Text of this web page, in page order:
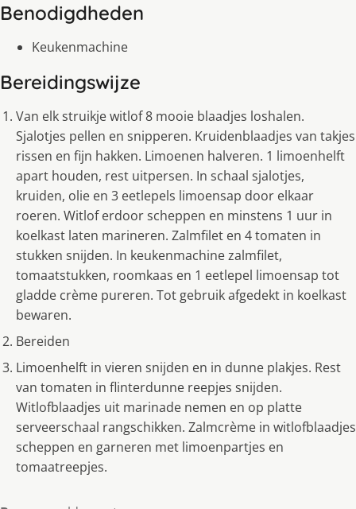
Benodigdheden
Keukenmachine
Bereidingswijze
Van elk struikje witlof 8 mooie blaadjes loshalen.
Sjalotjes pellen en snipperen. Kruidenblaadjes van takjes
rissen en fijn hakken. Limoenen halveren. 1 limoenhelft
apart houden, rest uitpersen. In schaal sjalotjes,
kruiden, olie en 3 eetlepels limoensap door elkaar
roeren. Witlof erdoor scheppen en minstens 1 uur in
koelkast laten marineren. Zalmfilet en 4 tomaten in
stukken snijden. In keukenmachine zalmfilet,
tomaatstukken, roomkaas en 1 eetlepel limoensap tot
gladde crème pureren. Tot gebruik afgedekt in koelkast
bewaren.
Bereiden
Limoenhelft in vieren snijden en in dunne plakjes. Rest
van tomaten in flinterdunne reepjes snijden.
Witlofblaadjes uit marinade nemen en op platte
serveerschaal rangschikken. Zalmcrème in witlofblaadjes
scheppen en garneren met limoenpartjes en
tomaatreepjes.